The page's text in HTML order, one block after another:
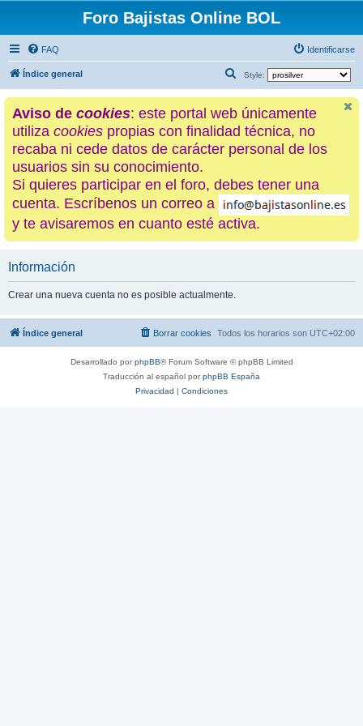
Foro Bajistas Online BOL
FAQ Identificarse
Índice general Style:
u
c
a
Aviso de cookies: este portal web únicamente
utiliza cookies propias con finalidad técnica, no
recaba ni cede datos de carácter personal de los
usuarios sin su conocimiento.
Si quieres participar en el foro, debes tener una
cuenta. Escríbenos un correo a
y te avisaremos en cuanto esté activa.
Información
Crear una nueva cuenta no es posible actualmente.
Índice general Todos los horarios son UTC+02:00
Borrar cookies
Desarrollado porphpBB® Forum Software © phpBB Limited
Traducción al español porphpBB España
Privacidad | Condiciones